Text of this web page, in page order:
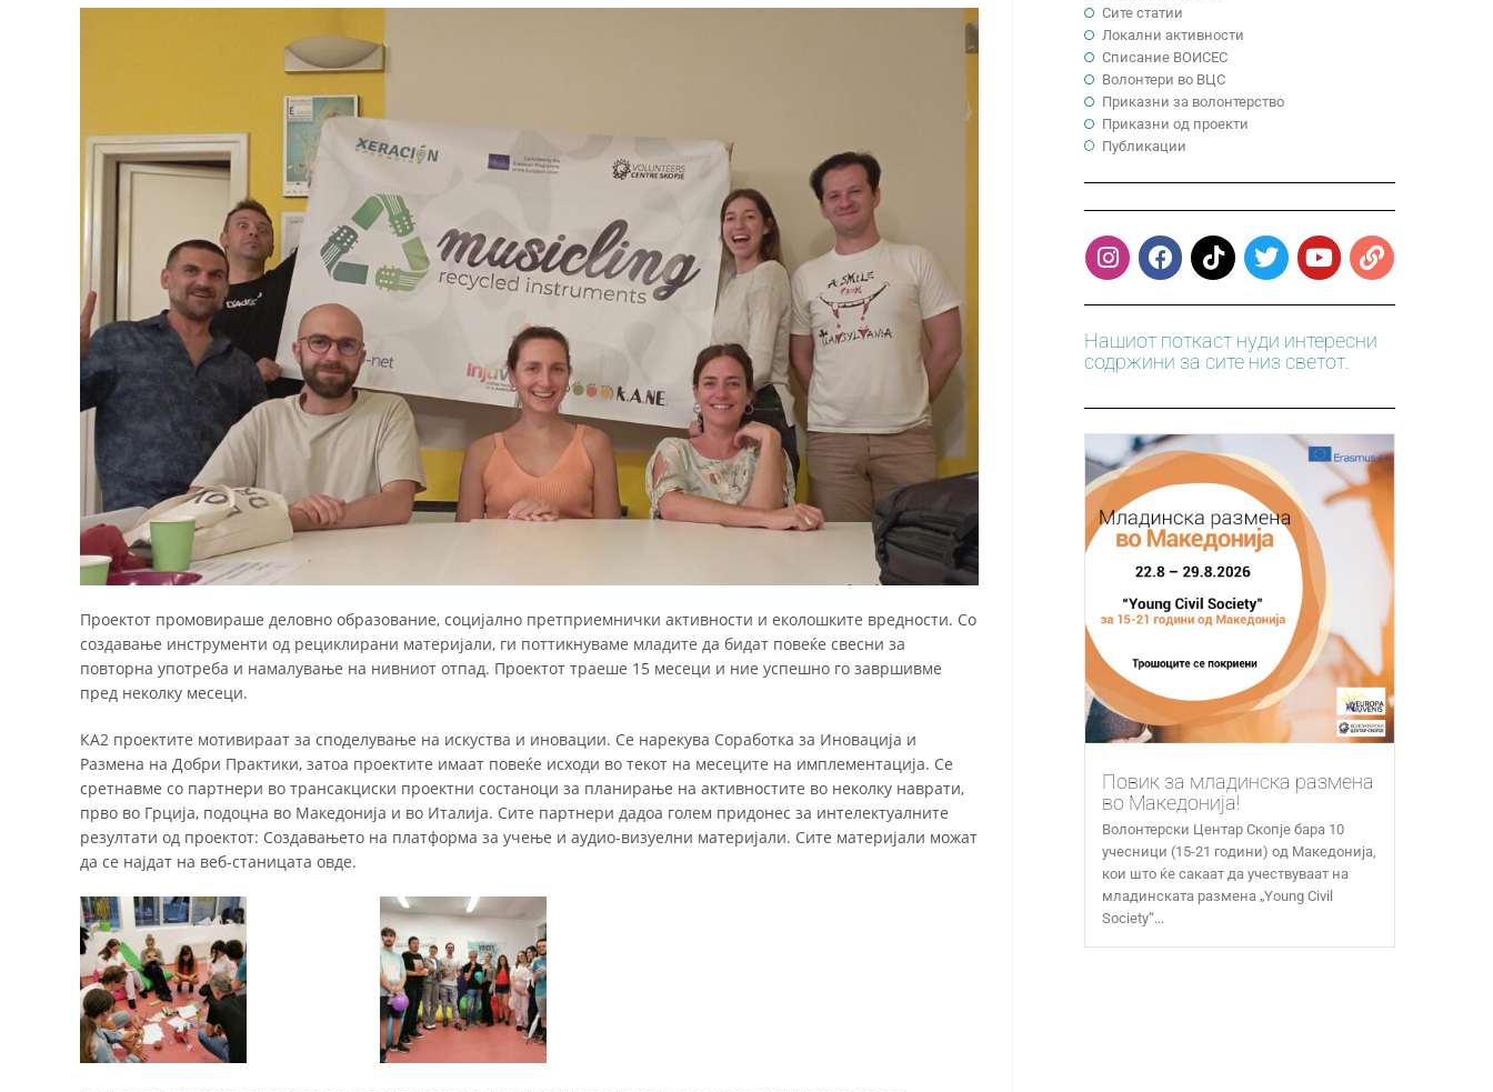
Проектот промовираше деловно образование, социјално претприемнички активности и еколошките вредности. Со
создавање инструменти од рециклирани материјали, ги поттикнуваме младите да бидат повеќе свесни за
повторна употреба и намалување на нивниот отпад. Проектот траеше 15 месеци и ние успешно го завршивме
пред неколку месеци.
КА2 проектите мотивираат за споделување на искуства и иновации. Се нарекува Соработка за Иновација и
Размена на Добри Практики, затоа проектите имаат повеќе исходи во текот на месеците на имплементација. Се
сретнавме со партнери во трансакциски проектни состаноци за планирање на активностите во неколку наврати,
прво во Грција, подоцна во Македонија и во Италија. Сите партнери дадоа голем придонес за интелектуалните
резултати од проектот: Создавањето на платформа за учење и аудио-визуелни материјали. Сите материјали можат
да се најдат на веб-станицата овде.
Сите статии
Локални активности
Cписание ВОИСЕС
Волонтери во ВЦС
Приказни за волонтерство
Приказни од проекти
Публикации
Нашиот поткаст нуди интересни
содржини за сите низ светот.
Повик за младинска размена
во Македонија!
Волонтерски Центар Скопје бара 10
учесници (15-21 години) од Македонија,
кои што ќе сакаат да учествуваат на
младинската размена „Young Civil
Society“...